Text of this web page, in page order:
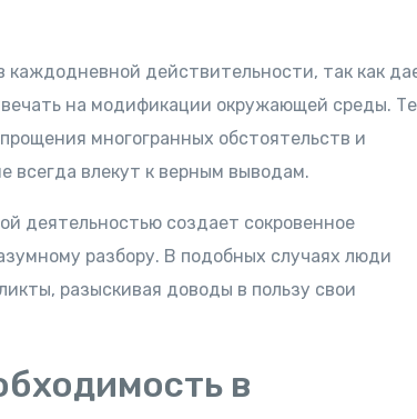
действительности, так как
на модификации окружающей среды.
многогранных обстоятельств и
всегда влекут к верным выводам.
деятельностью создает сокровенное
разбору. В подобных случаях люди
разыскивая доводы в пользу свои
в